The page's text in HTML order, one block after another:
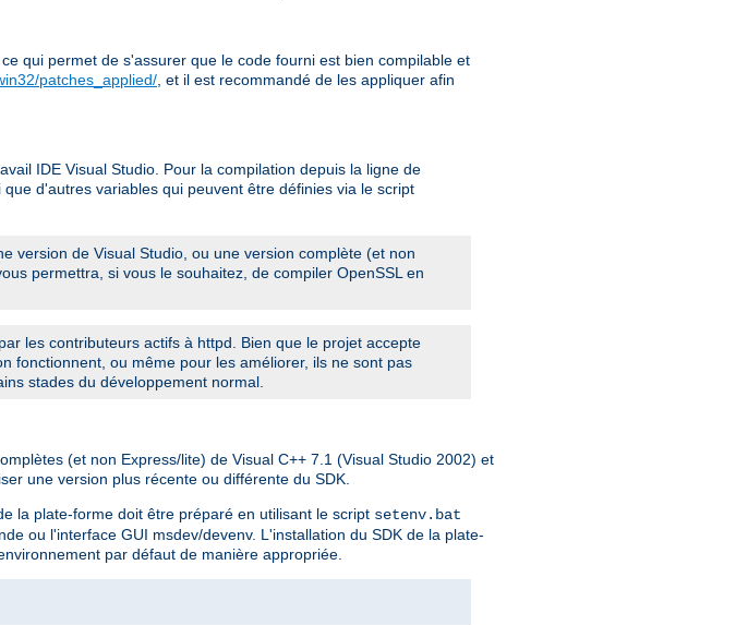
qui permet de s'assurer que le code fourni est bien compilable et
patches_applied/ , et il est recommandé de les appliquer afin
IDE Visual Studio. Pour la compilation depuis la ligne de
que d'autres variables qui peuvent être définies via le script
version de Visual Studio, ou une version complète (et non
permettra, si vous le souhaitez, de compiler OpenSSL en
les contributeurs actifs à httpd. Bien que le projet accepte
fonctionnent, ou même pour les améliorer, ils ne sont pas
stades du développement normal.
(et non Express/lite) de Visual C++ 7.1 (Visual Studio 2002) et
une version plus récente ou différente du SDK.
la plate-forme doit être préparé en utilisant le script setenv.bat
ou l'interface GUI msdev/devenv. L'installation du SDK de la plate-
par défaut de manière appropriée.